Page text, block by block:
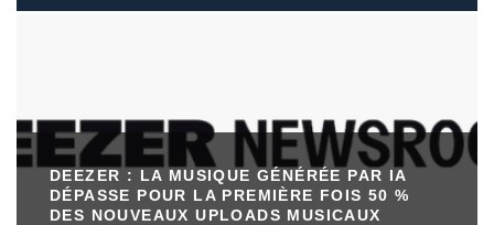
DEEZER : LA MUSIQUE GÉNÉRÉE PAR IA
DÉPASSE POUR LA PREMIÈRE FOIS 50 %
DES NOUVEAUX UPLOADS MUSICAUX